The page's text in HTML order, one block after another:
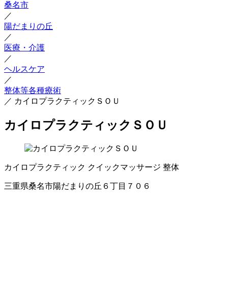
桑名市
／
陽だまりの丘
／
医療・介護
／
ヘルスケア
／
整体等各種療術
／ カイロプラクティックＳＯＵ
カイロプラクティックＳＯＵ
カイロプラクティック クイックマッサージ 整体
三重県桑名市陽だまりの丘６丁目７０６